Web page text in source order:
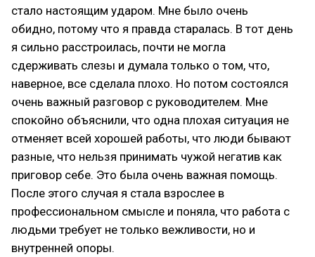
стало настоящим ударом. Мне было очень
обидно, потому что я правда старалась. В тот день
я сильно расстроилась, почти не могла
сдерживать слезы и думала только о том, что,
наверное, все сделала плохо. Но потом состоялся
очень важный разговор с руководителем. Мне
спокойно объяснили, что одна плохая ситуация не
отменяет всей хорошей работы, что люди бывают
разные, что нельзя принимать чужой негатив как
приговор себе. Это была очень важная помощь.
После этого случая я стала взрослее в
профессиональном смысле и поняла, что работа с
людьми требует не только вежливости, но и
внутренней опоры.